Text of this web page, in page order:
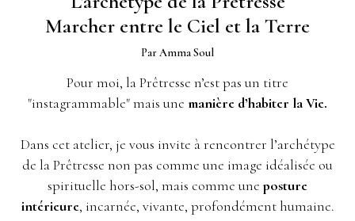
Marcher entre le Ciel et la Terre
Par Amma Soul
Pour moi, la Prêtresse n’est pas un titre
"instagrammable" mais une manière d’habiter la Vie.
Dans cet atelier, je vous invite à rencontrer l’archétype
de la Prêtresse non pas comme une image idéalisée ou
spirituelle hors-sol, mais comme uneposture
intérieure, incarnée, vivante, profondément humaine.